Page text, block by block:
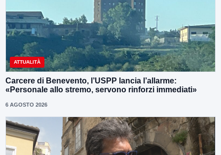
ATTUALITÀ
Carcere di Benevento, l’USPP lancia l’allarme:
«Personale allo stremo, servono rinforzi immediati»
6 AGOSTO 2026